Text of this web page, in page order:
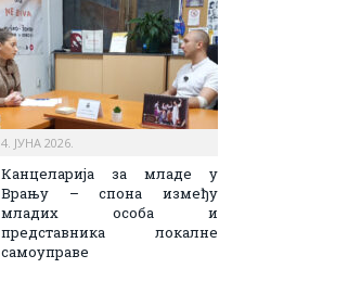
4. ЈУНА 2026.
Канцеларија за младе у
Врању – спона између
младих особа и
представника локалне
самоуправе